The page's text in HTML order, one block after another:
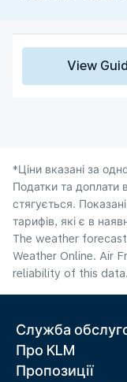
View
*Ціни вказані за
Податки та доплати
стягується.
тарифів, які є в
The weather
Weather Online. Air
reliability of this data.
Служба
Про KLM
Пропозиції